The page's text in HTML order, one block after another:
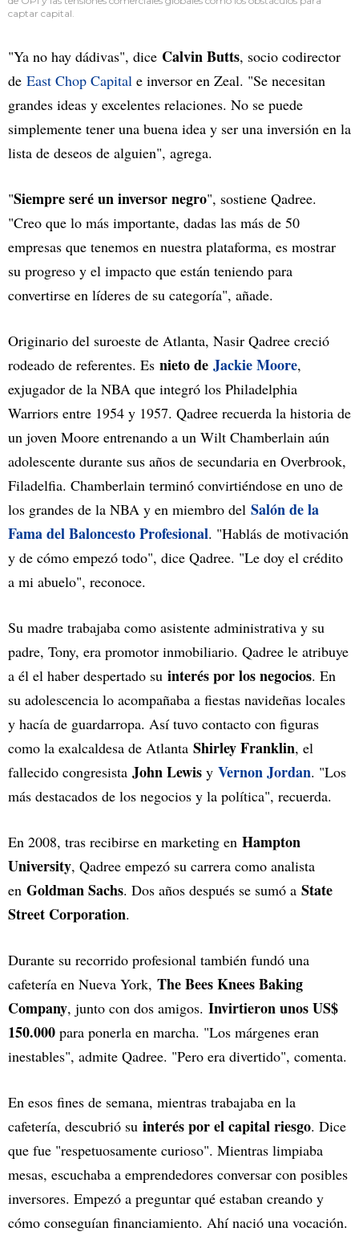
captar capital.
"Ya no hay dádivas", dice Calvin Butts, socio codirector
de East Chop Capital e inversor en Zeal. "Se necesitan
grandes ideas y excelentes relaciones. No se puede
simplemente tener una buena idea y ser una inversión en la
lista de deseos de alguien", agrega.
"Siempre seré un inversor negro", sostiene Qadree.
"Creo que lo más importante, dadas las más de 50
empresas que tenemos en nuestra plataforma, es mostrar
su progreso y el impacto que están teniendo para
convertirse en líderes de su categoría", añade.
Originario del suroeste de Atlanta, Nasir Qadree creció
rodeado de referentes. Es nieto de Jackie Moore,
exjugador de la NBA que integró los Philadelphia
Warriors entre 1954 y 1957. Qadree recuerda la historia de
un joven Moore entrenando a un Wilt Chamberlain aún
adolescente durante sus años de secundaria en Overbrook,
Filadelfia. Chamberlain terminó convirtiéndose en uno de
los grandes de la NBA y en miembro del Salón de la
Fama del Baloncesto Profesional. "Hablás de motivación
y de cómo empezó todo", dice Qadree. "Le doy el crédito
a mi abuelo", reconoce.
Su madre trabajaba como asistente administrativa y su
padre, Tony, era promotor inmobiliario. Qadree le atribuye
a él el haber despertado su interés por los negocios. En
su adolescencia lo acompañaba a fiestas navideñas locales
y hacía de guardarropa. Así tuvo contacto con figuras
como la exalcaldesa de Atlanta Shirley Franklin, el
fallecido congresista John Lewis y Vernon Jordan. "Los
más destacados de los negocios y la política", recuerda.
En 2008, tras recibirse en marketing en Hampton
University, Qadree empezó su carrera como analista
en Goldman Sachs. Dos años después se sumó a State
Street Corporation.
Durante su recorrido profesional también fundó una
cafetería en Nueva York, The Bees Knees Baking
Company, junto con dos amigos. Invirtieron unos US$
150.000 para ponerla en marcha. "Los márgenes eran
inestables", admite Qadree. "Pero era divertido", comenta.
En esos fines de semana, mientras trabajaba en la
cafetería, descubrió su interés por el capital riesgo. Dice
que fue "respetuosamente curioso". Mientras limpiaba
mesas, escuchaba a emprendedores conversar con posibles
inversores. Empezó a preguntar qué estaban creando y
cómo conseguían financiamiento. Ahí nació una vocación.